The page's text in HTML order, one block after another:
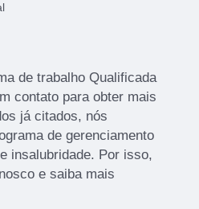
de trabalho Qualificada
contato para obter mais
já citados, nós
de gerenciamento
insalubridade. Por isso,
e saiba mais